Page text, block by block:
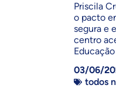
Priscila
o pacto
segura e
centro
Educação
03/06/
todos